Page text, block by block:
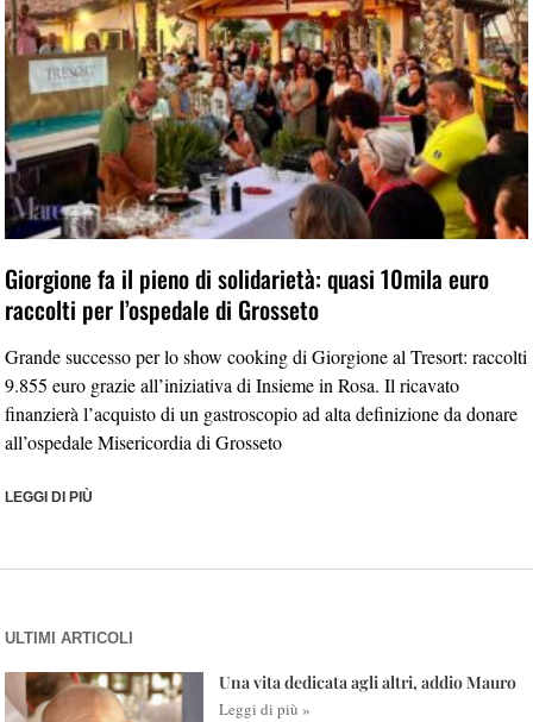
Giorgione fa il pieno di solidarietà: quasi 10mila euro
raccolti per l’ospedale di Grosseto
Grande successo per lo show cooking di Giorgione al Tresort: raccolti
9.855 euro grazie all’iniziativa di Insieme in Rosa. Il ricavato
finanzierà l’acquisto di un gastroscopio ad alta definizione da donare
all’ospedale Misericordia di Grosseto
LEGGI DI PIÙ
ULTIMI ARTICOLI
Una vita dedicata agli altri, addio Mauro
Leggi di più »